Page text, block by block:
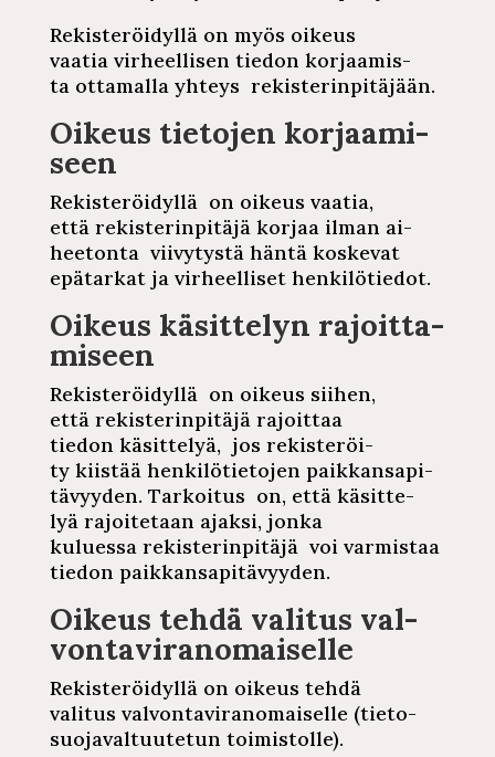
Re­kis­te­röi­dyl­lä on myös oikeus
vaatia vir­heel­li­sen tiedon kor­jaa­mis­
ta ottamalla yhteys re­kis­te­rin­pi­tä­jään.
Oikeus tietojen kor­jaa­mi­
seen
Re­kis­te­röi­dyl­lä on oikeus vaatia,
että re­kis­te­rin­pi­tä­jä korjaa ilman ai­
hee­ton­ta vii­vy­tys­tä häntä koskevat
epätarkat ja vir­heel­li­set hen­ki­lö­tie­dot.
Oikeus kä­sit­te­lyn ra­joit­ta­
mi­seen
Re­kis­te­röi­dyl­lä on oikeus siihen,
että re­kis­te­rin­pi­tä­jä rajoittaa
tiedon kä­sit­te­lyä, jos re­kis­te­röi­
ty kiistää hen­ki­lö­tie­to­jen paik­kan­sa­pi­
tä­vyy­den. Tarkoitus on, että kä­sit­te­
lyä ra­joi­te­taan ajaksi, jonka
kuluessa re­kis­te­rin­pi­tä­jä voi varmistaa
tiedon paik­kan­sa­pi­tä­vyy­den.
Oikeus tehdä valitus val­
von­ta­vi­ran­omai­sel­le
Re­kis­te­röi­dyl­lä on oikeus tehdä
valitus val­von­ta­vi­ran­omai­sel­le (tie­to­
suo­ja­val­tuu­te­tun toi­mis­tol­le).